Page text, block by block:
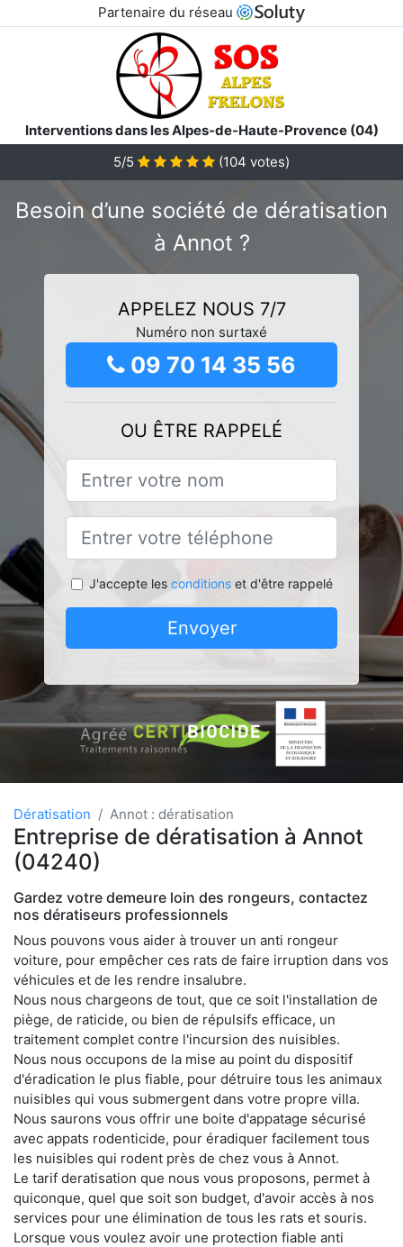
Partenaire du réseau
Interventions dans les Alpes-de-Haute-Provence (04)
5/5
(104 votes)
Besoin d’une société de dératisation
à Annot ?
APPELEZ NOUS 7/7
Numéro non surtaxé
09 70 14 35 56
OU ÊTRE RAPPELÉ
J'accepte les conditionset d'être rappelé
Envoyer
Dératisation Annot : dératisation
Entreprise de dératisation à Annot
(04240)
Gardez votre demeure loin des rongeurs, contactez
nos dératiseurs professionnels
Nous pouvons vous aider à trouver un anti rongeur
voiture, pour empêcher ces rats de faire irruption dans vos
véhicules et de les rendre insalubre.
Nous nous chargeons de tout, que ce soit l'installation de
piège, de raticide, ou bien de répulsifs efficace, un
traitement complet contre l'incursion des nuisibles.
Nous nous occupons de la mise au point du dispositif
d'éradication le plus fiable, pour détruire tous les animaux
nuisibles qui vous submergent dans votre propre villa.
Nous saurons vous offrir une boite d'appatage sécurisé
avec appats rodenticide, pour éradiquer facilement tous
les nuisibles qui rodent près de chez vous à Annot.
Le tarif deratisation que nous vous proposons, permet à
quiconque, quel que soit son budget, d'avoir accès à nos
services pour une élimination de tous les rats et souris.
Lorsque vous voulez avoir une protection fiable anti